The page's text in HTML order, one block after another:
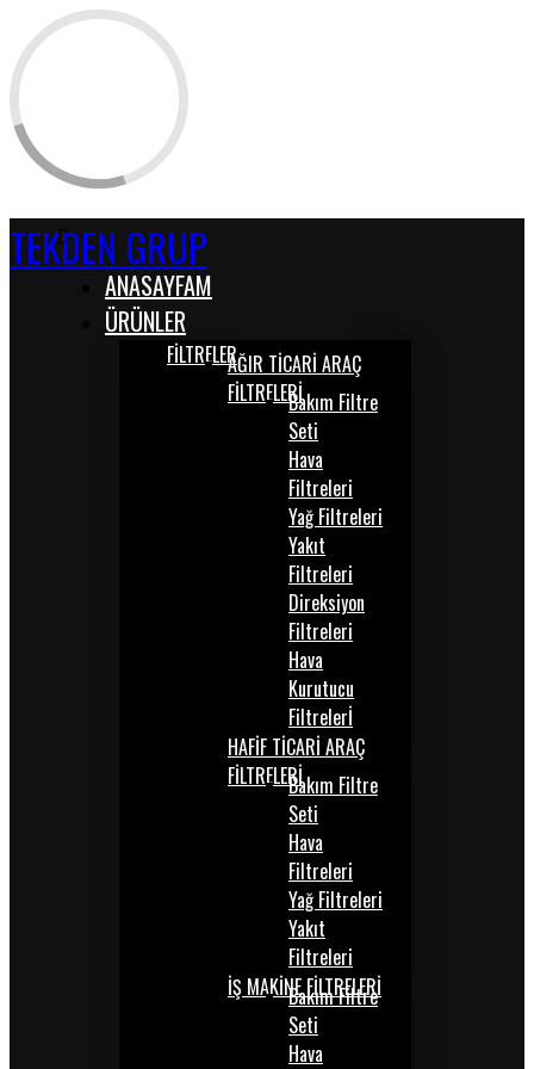
TEKDEN GRUP
ANASAYFAM
ÜRÜNLER
FİLTRELERAĞIR TİCARİ ARAÇ
FİLTRELERİBakım Filtre
Seti
Hava
Filtreleri
Yağ Filtreleri
Yakıt
Filtreleri
Direksiyon
Filtreleri
Hava
Kurutucu
Filtrelerİ
HAFİF TİCARİ ARAÇ
FİLTRELERİBakım Filtre
Seti
Hava
Filtreleri
Yağ Filtreleri
Yakıt
Filtreleri
İŞ MAKİNE FİLTRELERİ
Bakım Filtre
Seti
Hava